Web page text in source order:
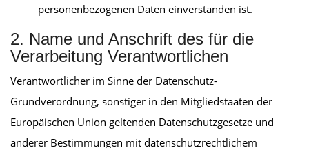
personenbezogenen Daten einverstanden ist.
2. Name und Anschrift des für die
Verarbeitung Verantwortlichen
Verantwortlicher im Sinne der Datenschutz-
Grundverordnung, sonstiger in den Mitgliedstaaten der
Europäischen Union geltenden Datenschutzgesetze und
anderer Bestimmungen mit datenschutzrechtlichem